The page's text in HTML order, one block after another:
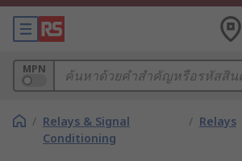
MPN
/ Relays & Signal
Conditioning
/ Relays